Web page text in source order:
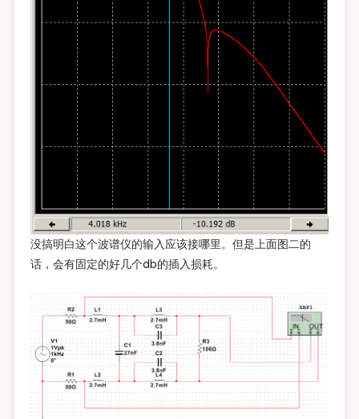
没搞明白这个波谱仪的输入应该接哪里。但是上面图二的
话，会有固定的好几个db的插入损耗。